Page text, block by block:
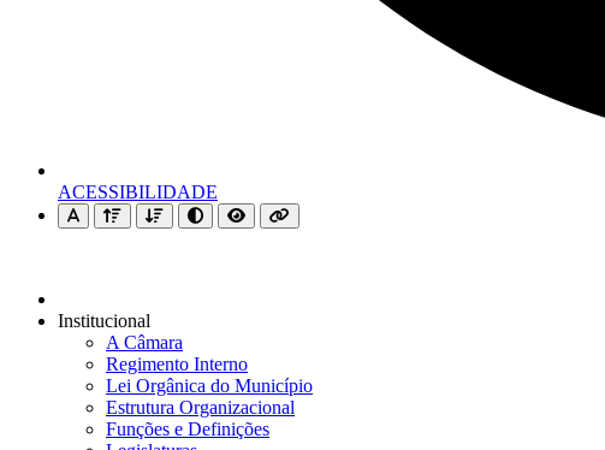
ACESSIBILIDADE
Institucional
A Câmara
Regimento Interno
Lei Orgânica do Município
Estrutura Organizacional
Funções e Definições